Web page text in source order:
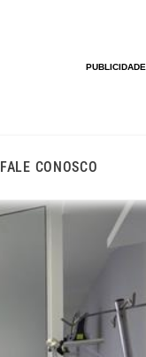
PUBLICIDADE
FALE CONOSCO